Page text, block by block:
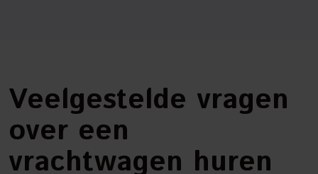
Veelgestelde vragen
over een
vrachtwagen huren